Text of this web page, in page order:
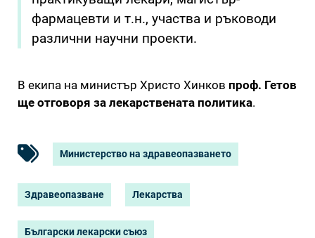
фармацевти и т.н., участва и ръководи
различни научни проекти.
В екипа на министър Христо Хинков проф. Гетов
ще отговоря за лекарствената политика.
Министерство на здравеопазването
Здравеопазване Лекарства
Български лекарски съюз